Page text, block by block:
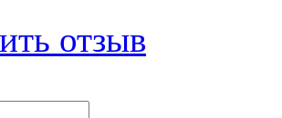
отзыв